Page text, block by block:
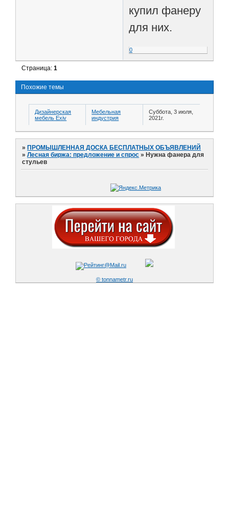
купил фанеру
для них.
0
Страница:1
Похожие темы
Дизайнерская
мебель Exiv
Мебельная
индустрия
Суббота, 3 июля,
2021г.
»ПРОМЫШЛЕННАЯ ДОСКА БЕСПЛАТНЫХ ОБЪЯВЛЕНИЙ
»Лесная биржа: предложение и спрос »Нужна фанера для
стульев
© tonnametr.ru